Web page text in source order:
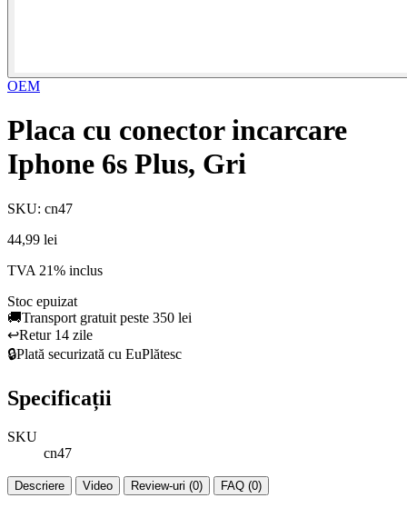
OEM
Placa cu conector incarcare
Iphone 6s Plus, Gri
SKU: cn47
44,99 lei
TVA 21% inclus
Stoc epuizat
🚚Transport gratuit peste 350 lei
↩️Retur 14 zile
🔒Plată securizată cu EuPlătesc
Specificații
SKU
cn47
Descriere Video Review-uri (0) FAQ (0)